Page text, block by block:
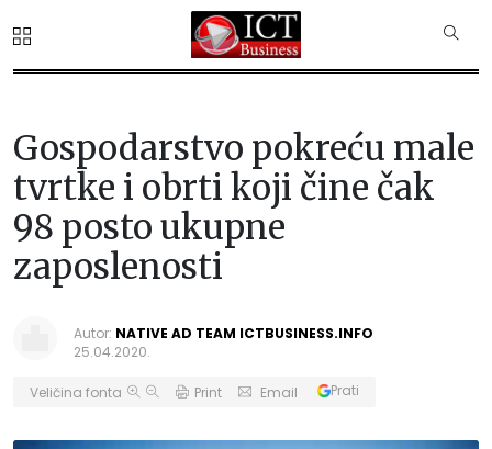
Gospodarstvo pokreću male
tvrtke i obrti koji čine čak
98 posto ukupne
zaposlenosti
Autor: NATIVE AD TEAM ICTBUSINESS.INFO
25.04.2020.
Veličina fonta Print Email Prati